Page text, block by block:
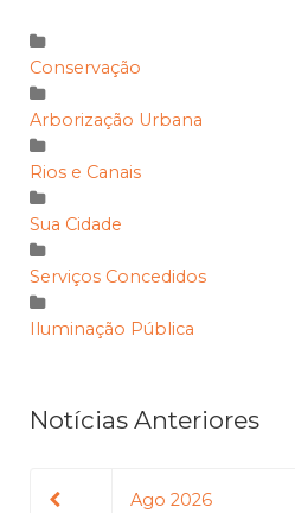
Conservação
Arborização Urbana
Rios e Canais
Sua Cidade
Serviços Concedidos
Iluminação Pública
Notícias Anteriores
Ago 2026